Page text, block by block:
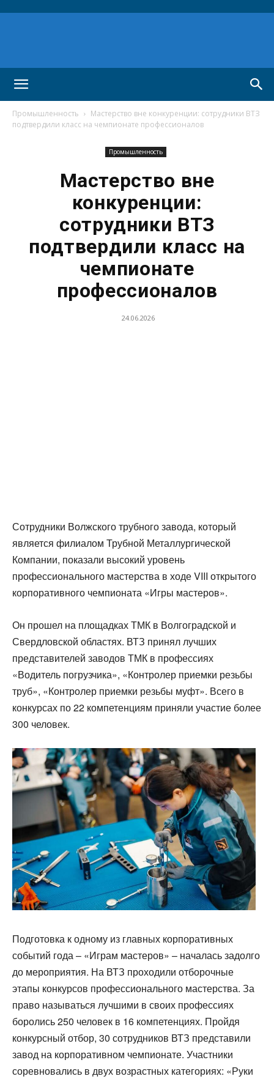
Промышленность
Мастерство вне конкуренции: сотрудники ВТЗ
подтвердили класс на чемпионате профессионалов
Промышленность
Мастерство вне
конкуренции:
сотрудники ВТЗ
подтвердили класс на
чемпионате
профессионалов
24.06.2026
Сотрудники Волжского трубного завода, который
является филиалом Трубной Металлургической
Компании, показали высокий уровень
профессионального мастерства в ходе VIII открытого
корпоративного чемпионата «Игры мастеров».
Он прошел на площадках ТМК в Волгоградской и
Свердловской областях. ВТЗ принял лучших
представителей заводов ТМК в профессиях
«Водитель погрузчика», «Контролер приемки резьбы
труб», «Контролер приемки резьбы муфт». Всего в
конкурсах по 22 компетенциям приняли участие более
300 человек.
Подготовка к одному из главных корпоративных
событий года – «Играм мастеров» – началась задолго
до мероприятия. На ВТЗ проходили отборочные
этапы конкурсов профессионального мастерства. За
право называться лучшими в своих профессиях
боролись 250 человек в 16 компетенциях. Пройдя
конкурсный отбор, 30 сотрудников ВТЗ представили
завод на корпоративном чемпионате. Участники
соревновались в двух возрастных категориях: «Руки